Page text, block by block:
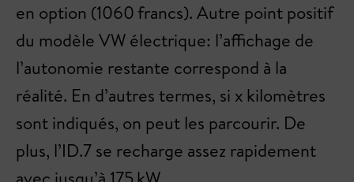
en option (1060 francs). Autre point positif
du modèle VW électrique: l’affichage de
l’autonomie restante correspond à la
réalité. En d’autres termes, si x kilomètres
sont indiqués, on peut les parcourir. De
plus, l’ID.7 se recharge assez rapidement